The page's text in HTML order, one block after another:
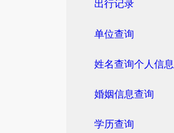
出行记录
单位查询
姓名查询个人信息
婚姻信息查询
学历查询